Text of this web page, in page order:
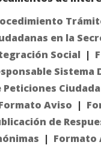
en la
Social |
Peticiones
Aviso |
de
|